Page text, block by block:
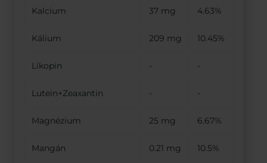
Kalcium 37 mg 4.63%
Kálium 209 mg 10.45%
Likopin - -
Lutein+Zeaxantin - -
Magnézium 25 mg 6.67%
Mangán 0.21 mg 10.5%